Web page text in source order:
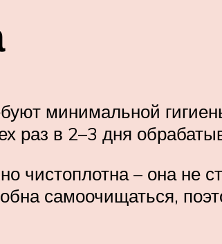
минимальной
раз в 2–3 дня
чистоплотна – она не
самоочищаться,